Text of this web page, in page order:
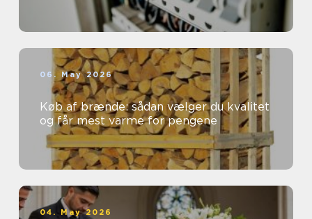
06. May 2026
Køb af brænde: sådan vælger du kvalitet
og får mest varme for pengene
04. May 2026